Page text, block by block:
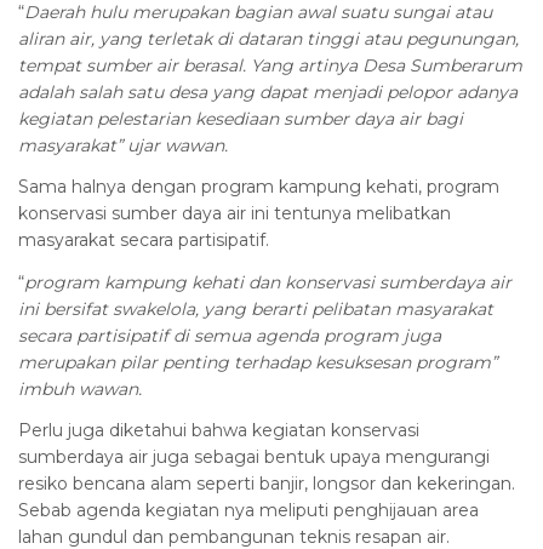
“Daerah hulu merupakan bagian awal suatu sungai atau
aliran air, yang terletak di dataran tinggi atau pegunungan,
tempat sumber air berasal. Yang artinya Desa Sumberarum
adalah salah satu desa yang dapat menjadi pelopor adanya
kegiatan pelestarian kesediaan sumber daya air bagi
masyarakat” ujar wawan.
Sama halnya dengan program kampung kehati, program
konservasi sumber daya air ini tentunya melibatkan
masyarakat secara partisipatif.
“program kampung kehati dan konservasi sumberdaya air
ini bersifat swakelola, yang berarti pelibatan masyarakat
secara partisipatif di semua agenda program juga
merupakan pilar penting terhadap kesuksesan program”
imbuh wawan.
Perlu juga diketahui bahwa kegiatan konservasi
sumberdaya air juga sebagai bentuk upaya mengurangi
resiko bencana alam seperti banjir, longsor dan kekeringan.
Sebab agenda kegiatan nya meliputi penghijauan area
lahan gundul dan pembangunan teknis resapan air.